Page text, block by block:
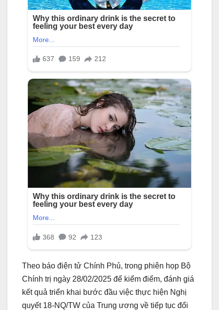
Theo báo điện tử Chính Phủ, trong phiên họp Bộ
Chính trị ngày 28/02/2025 để kiểm điểm, đánh giá
kết quả triển khai bước đầu việc thực hiện Nghị
quyết 18-NQ/TW của Trung ương về tiếp tục đổi